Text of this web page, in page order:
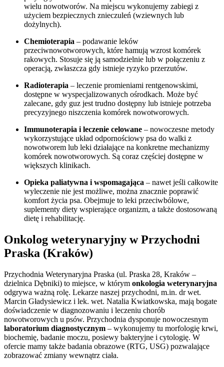
wielu nowotworów. Na miejscu wykonujemy zabiegi z
użyciem bezpiecznych znieczuleń (wziewnych lub
dożylnych).
Chemioterapia – podawanie leków
przeciwnowotworowych, które hamują wzrost komórek
rakowych. Stosuje się ją samodzielnie lub w połączeniu z
operacją, zwłaszcza gdy istnieje ryzyko przerzutów.
Radioterapia – leczenie promieniami rentgenowskimi,
dostępne w wyspecjalizowanych ośrodkach. Może być
zalecane, gdy guz jest trudno dostępny lub istnieje potrzeba
precyzyjnego niszczenia komórek nowotworowych.
Immunoterapia i leczenie celowane – nowoczesne metody
wykorzystujące układ odpornościowy psa do walki z
nowotworem lub leki działające na konkretne mechanizmy
komórek nowotworowych. Są coraz częściej dostępne w
większych klinikach.
Opieka paliatywna i wspomagająca – nawet jeśli całkowite
wyleczenie nie jest możliwe, można znacznie poprawić
komfort życia psa. Obejmuje to leki przeciwbólowe,
suplementy diety wspierające organizm, a także dostosowaną
dietę i rehabilitację.
Onkolog weterynaryjny w Przychodni
Praska (Kraków)
Przychodnia Weterynaryjna Praska (ul. Praska 28, Kraków –
dzielnica Dębniki) to miejsce, w którym onkologia weterynaryjna
odgrywa ważną rolę. Lekarze naszej przychodni, m.in. dr wet.
Marcin Gładysiewicz i lek. wet. Natalia Kwiatkowska, mają bogate
doświadczenie w diagnozowaniu i leczeniu chorób
nowotworowych u psów. Przychodnia dysponuje nowoczesnym
laboratorium diagnostycznym – wykonujemy tu morfologię krwi,
biochemię, badanie moczu, posiewy bakteryjne i cytologię. W
ofercie mamy także badania obrazowe (RTG, USG) pozwalające
zobrazować zmiany wewnątrz ciała.